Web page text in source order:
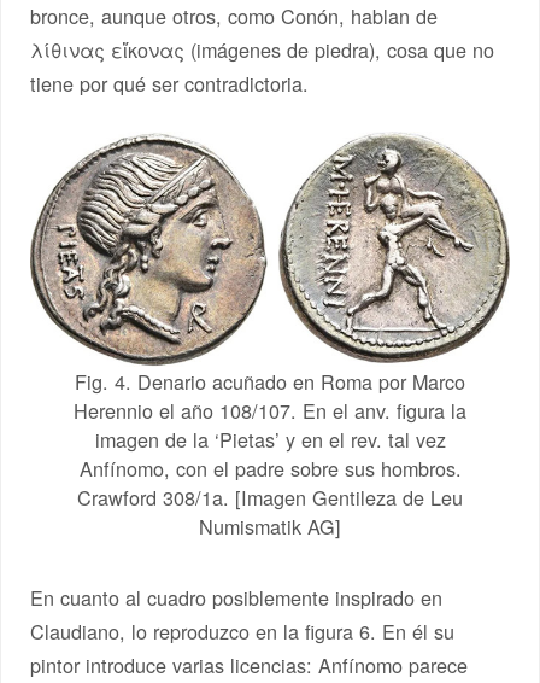
bronce, aunque otros, como Conón, hablan de
λίθινας εἴκονας (imágenes de piedra), cosa que no
tiene por qué ser contradictoria.
Fig. 4. Denario acuñado en Roma por Marco
Herennio el año 108/107. En el anv. figura la
imagen de la ‘Pietas’ y en el rev. tal vez
Anfínomo, con el padre sobre sus hombros.
Crawford 308/1a. [Imagen Gentileza de Leu
Numismatik AG]
En cuanto al cuadro posiblemente inspirado en
Claudiano, lo reproduzco en la figura 6. En él su
pintor introduce varias licencias: Anfínomo parece